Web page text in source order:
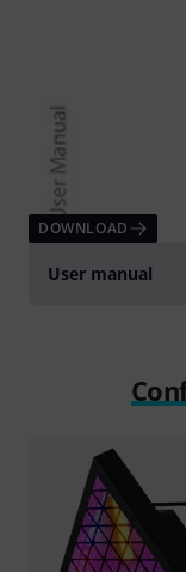
DOWNLOAD
User manual